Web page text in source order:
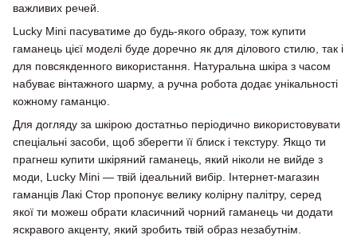
важливих речей.
Lucky Mini пасуватиме до будь-якого образу, тож купити
гаманець цієї моделі буде доречно як для ділового стилю, так і
для повсякденного використання. Натуральна шкіра з часом
набуває вінтажного шарму, а ручна робота додає унікальності
кожному гаманцю.
Для догляду за шкірою достатньо періодично використовувати
спеціальні засоби, щоб зберегти її блиск і текстуру. Якщо ти
прагнеш купити шкіряний гаманець, який ніколи не вийде з
моди, Lucky Mini — твій ідеальний вибір. Інтернет-магазин
гаманців Лакі Стор пропонує велику колірну палітру, серед
якої ти можеш обрати класичний чорний гаманець чи додати
яскравого акценту, який зробить твій образ незабутнім.